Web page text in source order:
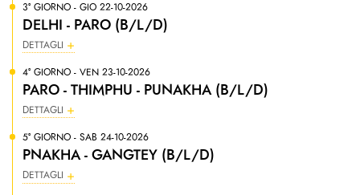
3° GIORNO - GIO 22-10-2026
DELHI - PARO (B/L/D)
DETTAGLI
4° GIORNO - VEN 23-10-2026
PARO - THIMPHU - PUNAKHA (B/L/D)
DETTAGLI
5° GIORNO - SAB 24-10-2026
PNAKHA - GANGTEY (B/L/D)
DETTAGLI